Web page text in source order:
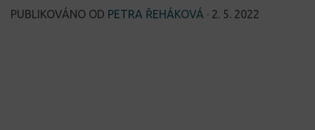
PUBLIKOVÁNO OD PETRA ŘEHÁKOVÁ · 2. 5. 2022